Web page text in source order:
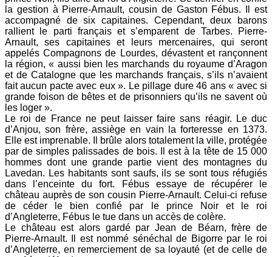
la gestion à Pierre-Arnault, cousin de Gaston Fébus. Il est
accompagné de six capitaines. Cependant, deux barons
rallient le parti français et s’emparent de Tarbes. Pierre-
Arnault, ses capitaines et leurs mercenaires, qui seront
appelés Compagnons de Lourdes, dévastent et rançonnent
la région, « aussi bien les marchands du royaume d’Aragon
et de Catalogne que les marchands français, s’ils n’avaient
fait aucun pacte avec eux ». Le pillage dure 46 ans « avec si
grande foison de bêtes et de prisonniers qu’ils ne savent où
les loger ».
Le roi de France ne peut laisser faire sans réagir. Le duc
d’Anjou, son frère, assiège en vain la forteresse en 1373.
Elle est imprenable. Il brûle alors totalement la ville, protégée
par de simples palissades de bois. Il est à la tête de 15 000
hommes dont une grande partie vient des montagnes du
Lavedan. Les habitants sont saufs, ils se sont tous réfugiés
dans l’enceinte du fort. Fébus essaye de récupérer le
château auprès de son cousin Pierre-Arnault. Celui-ci refuse
de céder le bien confié par le prince Noir et le roi
d’Angleterre, Fébus le tue dans un accès de colère.
Le château est alors gardé par Jean de Béarn, frère de
Pierre-Arnault. Il est nommé sénéchal de Bigorre par le roi
d’Angleterre, en remerciement de sa loyauté (et de celle de